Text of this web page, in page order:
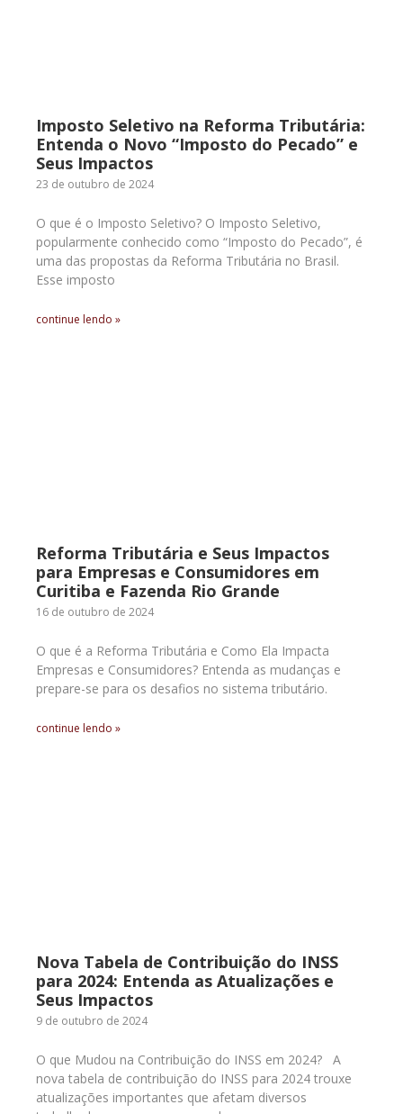
Imposto Seletivo na Reforma Tributária:
Entenda o Novo “Imposto do Pecado” e
Seus Impactos
23 de outubro de 2024
O que é o Imposto Seletivo? O Imposto Seletivo,
popularmente conhecido como “Imposto do Pecado”, é
uma das propostas da Reforma Tributária no Brasil.
Esse imposto
continue lendo »
Reforma Tributária e Seus Impactos
para Empresas e Consumidores em
Curitiba e Fazenda Rio Grande
16 de outubro de 2024
O que é a Reforma Tributária e Como Ela Impacta
Empresas e Consumidores? Entenda as mudanças e
prepare-se para os desafios no sistema tributário.
continue lendo »
Nova Tabela de Contribuição do INSS
para 2024: Entenda as Atualizações e
Seus Impactos
9 de outubro de 2024
O que Mudou na Contribuição do INSS em 2024? A
nova tabela de contribuição do INSS para 2024 trouxe
atualizações importantes que afetam diversos